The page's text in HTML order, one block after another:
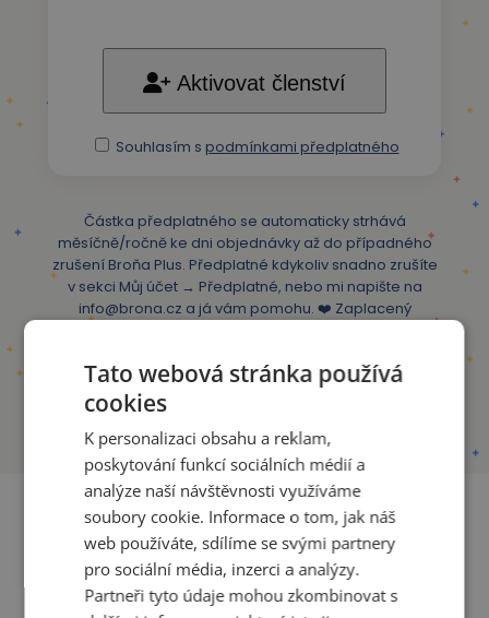
Aktivovat členství
Souhlasím s podmínkami předplatného
Částka předplatného se automaticky strhává
měsíčně/ročně ke dni objednávky až do případného
zrušení Broňa Plus. Předplatné kdykoliv snadno zrušíte
v sekci Můj účet → Předplatné, nebo mi napište na
info@brona.cz a já vám pomohu. ❤️ Zaplacený
Jak funguje skupinové předplatné?
Projeďte si den na Broňa Plus
ZDARMA
Tato webová stránka používá
cookies
K personalizaci obsahu a reklam,
poskytování funkcí sociálních médií a
analýze naší návštěvnosti využíváme
soubory cookie. Informace o tom, jak náš
web používáte, sdílíme se svými partnery
pro sociální média, inzerci a analýzy.
Partneři tyto údaje mohou zkombinovat s